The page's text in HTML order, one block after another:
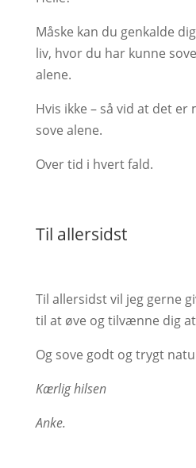
Måske kan du genkalde
liv, hvor du har kunne
alene.
Hvis ikke – så vid at det
sove alene.
Over tid i hvert fald.
Til allersidst
Til allersidst vil jeg gerne
til at øve og tilvænne dig
Og sove godt og trygt
Kærlig hilsen
Anke.